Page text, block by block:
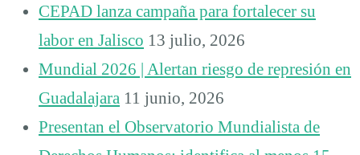
CEPAD lanza campaña para fortalecer su
labor en Jalisco 13 julio, 2026
Mundial 2026 | Alertan riesgo de represión en
Guadalajara 11 junio, 2026
Presentan el Observatorio Mundialista de